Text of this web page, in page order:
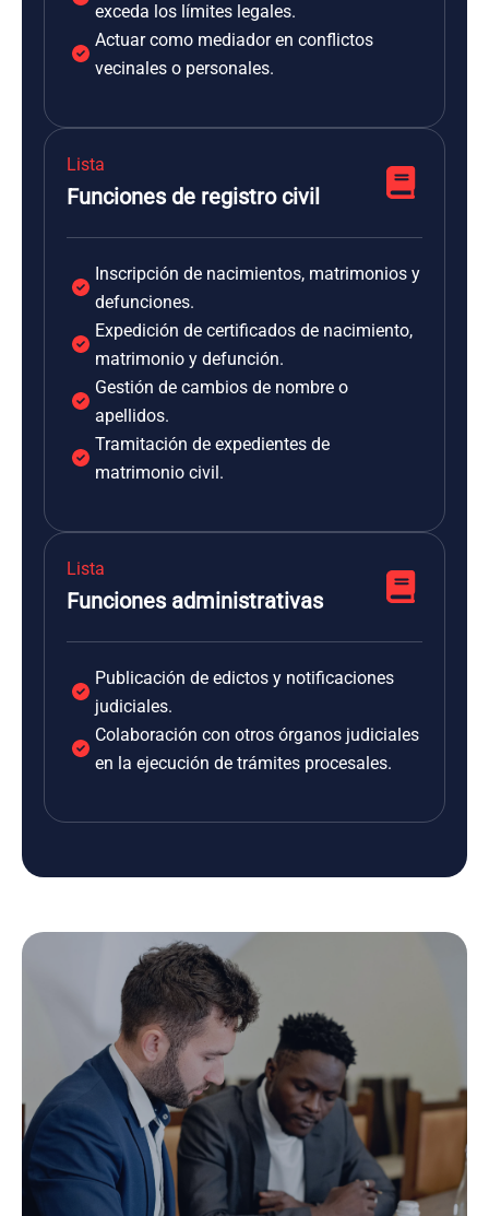
exceda los límites legales.
Actuar como mediador en conflictos
vecinales o personales.
Lista
Funciones de registro civil
Inscripción de nacimientos, matrimonios y
defunciones.
Expedición de certificados de nacimiento,
matrimonio y defunción.
Gestión de cambios de nombre o
apellidos.
Tramitación de expedientes de
matrimonio civil.
Lista
Funciones administrativas
Publicación de edictos y notificaciones
judiciales.
Colaboración con otros órganos judiciales
en la ejecución de trámites procesales.